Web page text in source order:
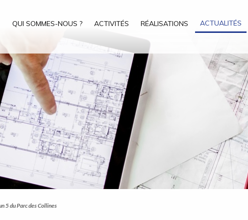
QUI SOMMES-NOUS ? ACTIVITÉS RÉALISATIONS ACTUALITÉS
5 du Parc des Collines